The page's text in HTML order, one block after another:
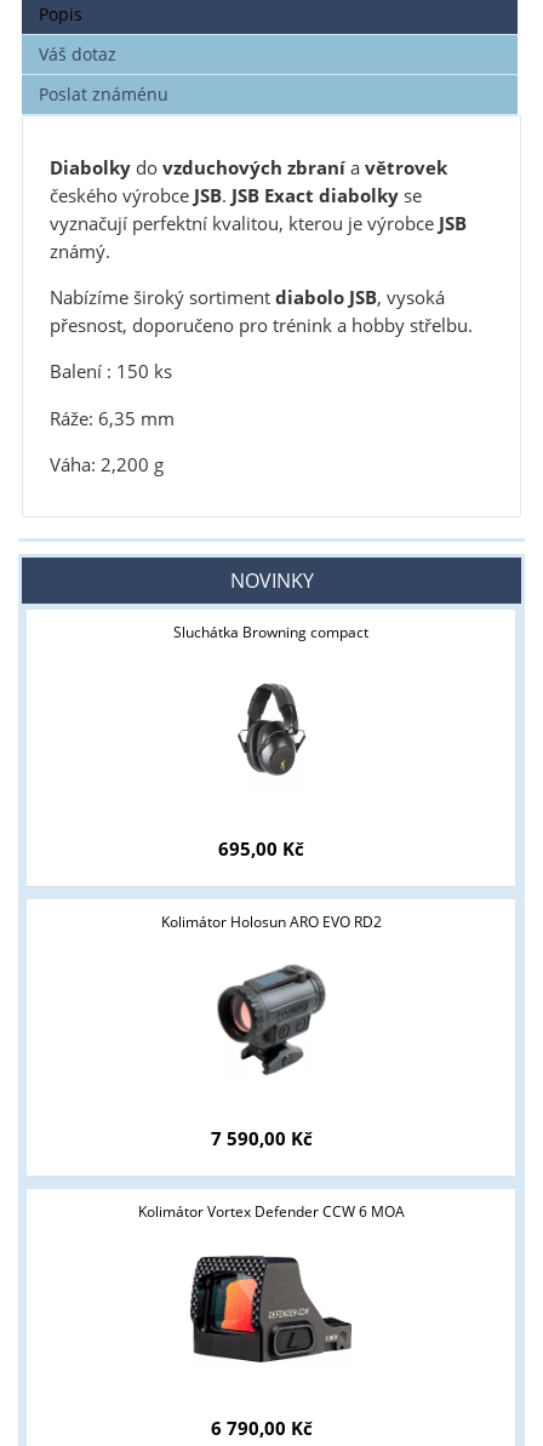
Popis
Váš dotaz
Poslat známénu
Diabolky dovzduchových zbraníavětrovek
českého výrobce JSB. JSB Exact diabolkyse
vyznačují perfektní kvalitou, kterou je výrobce JSB
známý.
Nabízíme široký sortimentdiabolo JSB, vysoká
přesnost, doporučeno pro trénink a hobby střelbu.
Balení : 150 ks
Ráže: 6,35 mm
Váha: 2,200 g
NOVINKY
Sluchátka Browning compact
695,00 Kč
Kolimátor Holosun ARO EVO RD2
7 590,00 Kč
Kolimátor Vortex Defender CCW 6 MOA
6 790,00 Kč